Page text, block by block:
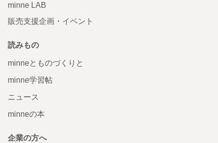
minne LAB
販売支援企画・イベント
読みもの
minneとものづくりと
minne学習帖
ニュース
minneの本
企業の方へ